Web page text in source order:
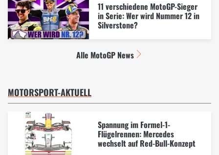
11 verschiedene MotoGP-Sieger
in Serie: Wer wird Nummer 12 in
Silverstone?
Alle MotoGP News
MOTORSPORT-AKTUELL
Spannung im Formel-1-
Flügelrennen: Mercedes
wechselt auf Red-Bull-Konzept